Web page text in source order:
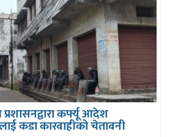
कर्फ्यू आदेश
कडा कारवाहीको चेतावनी